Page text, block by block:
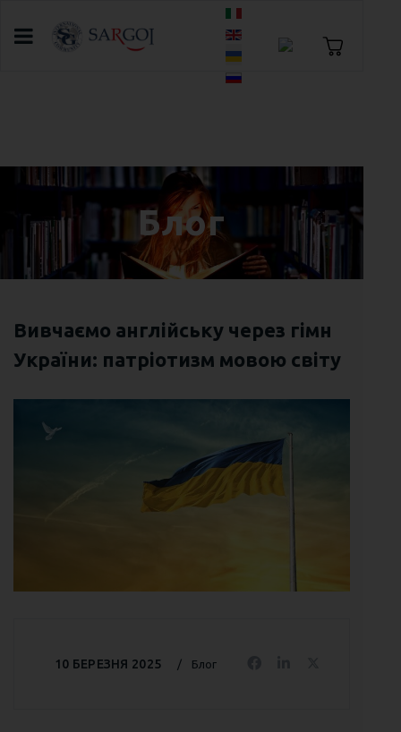
Оберіть свою мову
Блог
Вивчаємо англійську через гімн
України: патріотизм мовою світу
Блог
10 БЕРЕЗНЯ 2025